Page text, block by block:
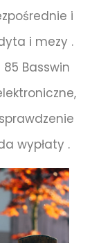
i
i mezy .
Basswin
wypłaty .